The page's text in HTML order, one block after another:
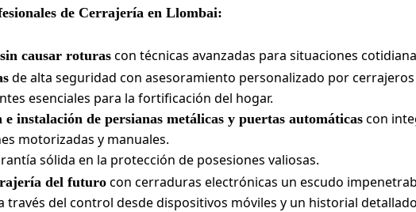
de Cerrajería en Llombai:
causar roturas con técnicas avanzadas para situaciones
de alta seguridad con asesoramiento personalizado por
esenciales para la fortificación del hogar.
instalación de persianas metálicas y puertas automáticas con
motorizadas y manuales.
sólida en la protección de posesiones valiosas.
del futuro con cerraduras electrónicas un escudo
través del control desde dispositivos móviles y un historial